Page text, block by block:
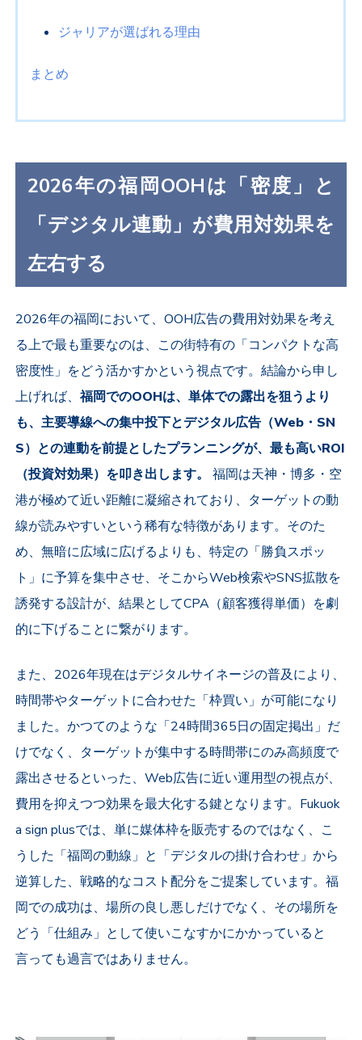
ジャリアが選ばれる理由
まとめ
2026年の福岡OOHは「密度」と
「デジタル連動」が費用対効果を
左右する
2026年の福岡において、OOH広告の費用対効果を考え
る上で最も重要なのは、この街特有の「コンパクトな高
密度性」をどう活かすかという視点です。結論から申し
上げれば、福岡でのOOHは、単体での露出を狙うより
も、主要導線への集中投下とデジタル広告（Web・SN
S）との連動を前提としたプランニングが、最も高いROI
（投資対効果）を叩き出します。
福岡は天神・博多・空
港が極めて近い距離に凝縮されており、ターゲットの動
線が読みやすいという稀有な特徴があります。そのた
め、無暗に広域に広げるよりも、特定の「勝負スポッ
ト」に予算を集中させ、そこからWeb検索やSNS拡散を
誘発する設計が、結果としてCPA（顧客獲得単価）を劇
的に下げることに繋がります。
また、2026年現在はデジタルサイネージの普及により、
時間帯やターゲットに合わせた「枠買い」が可能になり
ました。かつてのような「24時間365日の固定掲出」だ
けでなく、ターゲットが集中する時間帯にのみ高頻度で
露出させるといった、Web広告に近い運用型の視点が、
費用を抑えつつ効果を最大化する鍵となります。Fukuok
a sign plusでは、単に媒体枠を販売するのではなく、こ
うした「福岡の動線」と「デジタルの掛け合わせ」から
逆算した、戦略的なコスト配分をご提案しています。福
岡での成功は、場所の良し悪しだけでなく、その場所を
どう「仕組み」として使いこなすかにかかっていると
言っても過言ではありません。